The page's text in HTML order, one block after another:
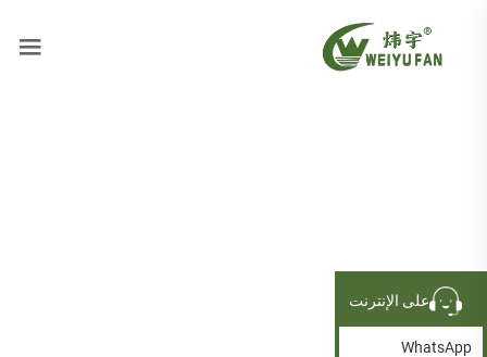
على الإنترنت
WhatsApp